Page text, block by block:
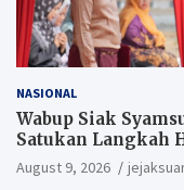
NASIONAL
Wabup Siak
Satukan Langkah
August 9, 2026